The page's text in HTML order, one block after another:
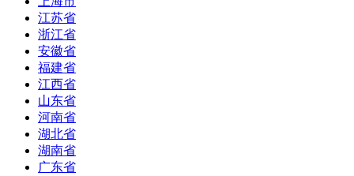
江苏省
浙江省
安徽省
福建省
江西省
山东省
河南省
湖北省
湖南省
广东省